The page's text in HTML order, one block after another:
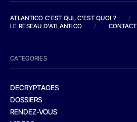
ATLANTICO C'EST QUI, C'EST QUOI ?
/
LE RESEAU D'ATLANTICO
/ CONTACT
CATEGORIES
DECRYPTAGES
DOSSIERS
RENDEZ-VOUS